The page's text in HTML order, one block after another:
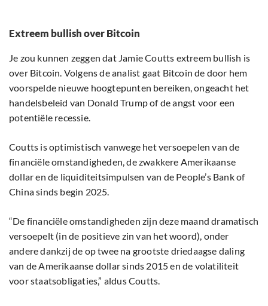
Extreem bullish over Bitcoin
Je zou kunnen zeggen dat Jamie Coutts extreem bullish is
over Bitcoin. Volgens de analist gaat Bitcoin de door hem
voorspelde nieuwe hoogtepunten bereiken, ongeacht het
handelsbeleid van Donald Trump of de angst voor een
potentiële recessie.
Coutts is optimistisch vanwege het versoepelen van de
financiële omstandigheden, de zwakkere Amerikaanse
dollar en de liquiditeitsimpulsen van de People’s Bank of
China sinds begin 2025.
“De financiële omstandigheden zijn deze maand dramatisch
versoepelt (in de positieve zin van het woord), onder
andere dankzij de op twee na grootste driedaagse daling
van de Amerikaanse dollar sinds 2015 en de volatiliteit
voor staatsobligaties,” aldus Coutts.